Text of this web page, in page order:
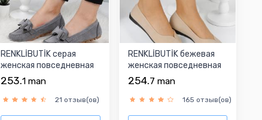
RENKLİBUTİK серая
женская повседневная
обувь
253.1 man
21 отзыв(ов)
RENKLİBUTİK бежевая
женская повседневная
обувь
254.7 man
165 отзыв(ов)